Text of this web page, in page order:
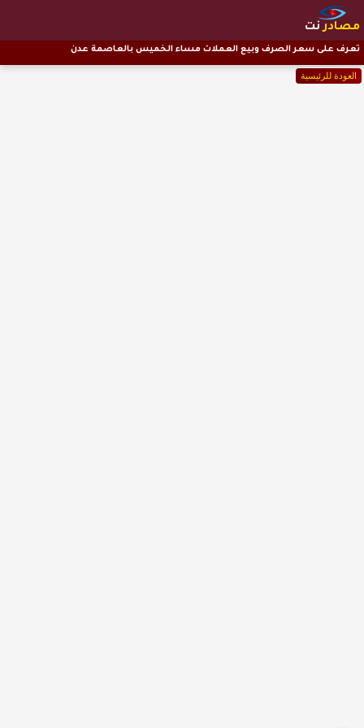
مصادرنت
العودة للرئيسية
تعرف على سعر الصرف وبيع العملات مساء الخميس بالعاصمة عدن